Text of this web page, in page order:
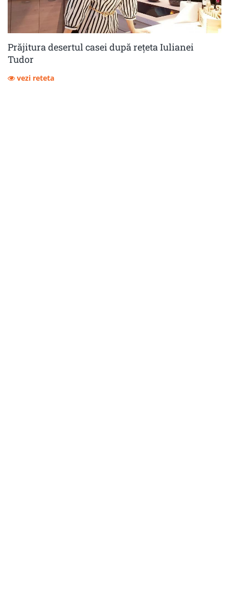
Prăjitura desertul casei după rețeta Iulianei
Tudor
vezi reteta